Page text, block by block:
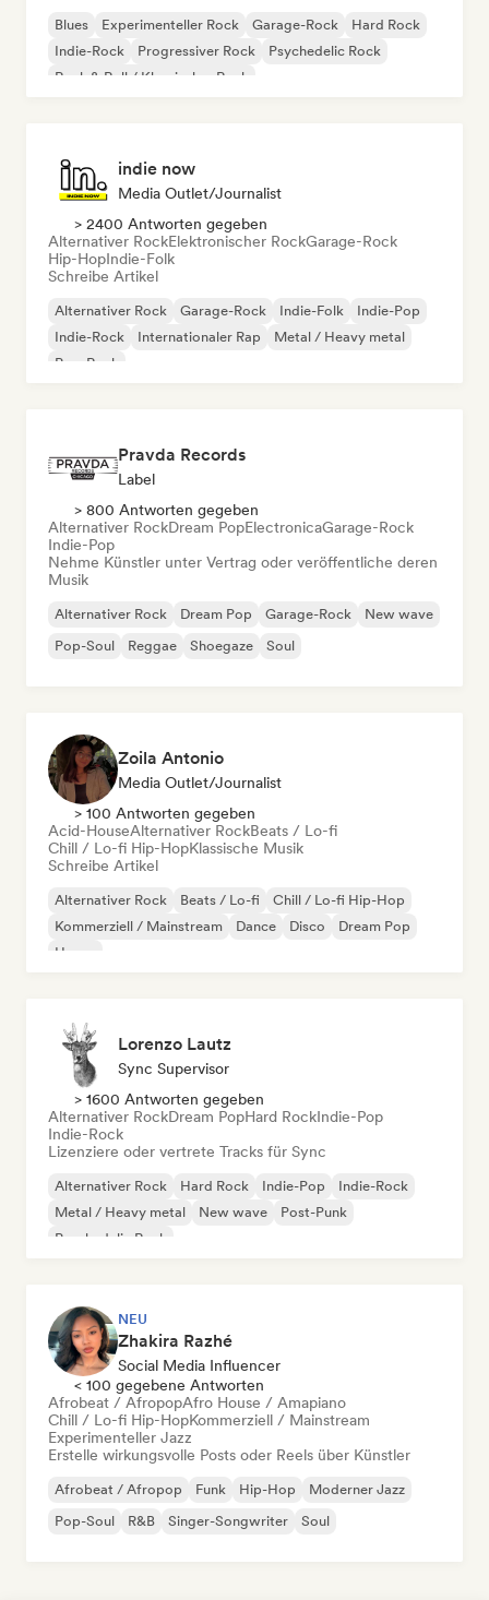
Blues Experimenteller Rock Garage-Rock
Hard Rock
Indie-Rock
Progressiver Rock
Psychedelic Rock
Rock & Roll / Klassischer Rock
indie now
Media Outlet/Journalist
> 2400 Antworten gegeben
Alternativer RockElektronischer RockGarage-Rock
Hip-HopIndie-Folk
Schreibe Artikel
Alternativer Rock Garage-Rock Indie-Folk
Indie-Pop
Indie-Rock
Internationaler Rap
Metal / Heavy metal
Pop-Rock
Pravda Records
Label
> 800 Antworten gegeben
Alternativer RockDream PopElectronicaGarage-Rock
Indie-Pop
Nehme Künstler unter Vertrag oder veröffentliche deren
Musik
Alternativer Rock Dream Pop Garage-Rock
New wave
Pop-Soul
Reggae Shoegaze Soul
Zoila Antonio
Media Outlet/Journalist
> 100 Antworten gegeben
Acid-HouseAlternativer RockBeats / Lo-fi
Chill / Lo-fi Hip-HopKlassische Musik
Schreibe Artikel
Alternativer Rock Beats / Lo-fi
Chill / Lo-fi Hip-Hop
Kommerziell / Mainstream
Dance Disco
Dream Pop
House
Lorenzo Lautz
Sync Supervisor
> 1600 Antworten gegeben
Alternativer RockDream PopHard RockIndie-Pop
Indie-Rock
Lizenziere oder vertrete Tracks für Sync
Alternativer Rock Hard Rock Indie-Pop
Indie-Rock
Metal / Heavy metal
New wave
Post-Punk
Psychedelic Rock
NEU
Zhakira Razhé
Social Media Influencer
< 100 gegebene Antworten
Afrobeat / AfropopAfro House / Amapiano
Chill / Lo-fi Hip-HopKommerziell / Mainstream
Experimenteller Jazz
Erstelle wirkungsvolle Posts oder Reels über Künstler
Afrobeat / Afropop Funk Hip-Hop
Moderner Jazz
Pop-Soul
R&B Singer-Songwriter Soul